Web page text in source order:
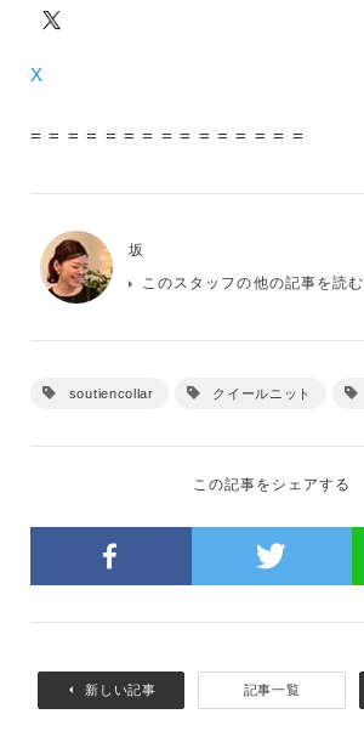
X
= = = = = = = = = = = = = = =
坂
このスタッフの他の記事を読む
soutiencollar クイールニット
この記事をシェアする
新しい記事 記事一覧